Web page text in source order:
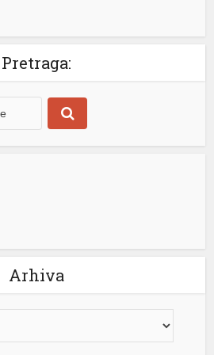
Pretraga:
Arhiva